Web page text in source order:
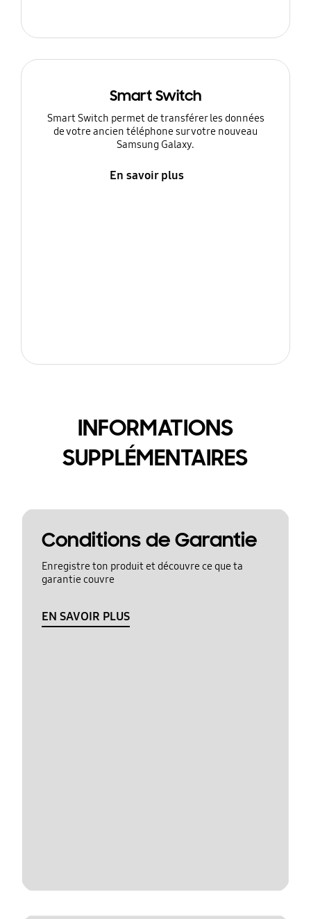
Smart Switch
Smart Switch permet de transférer les données
de votre ancien téléphone sur votre nouveau
Samsung Galaxy.
En savoir plus
INFORMATIONS
SUPPLÉMENTAIRES
Conditions de Garantie
Enregistre ton produit et découvre ce que ta
garantie couvre
EN SAVOIR PLUS